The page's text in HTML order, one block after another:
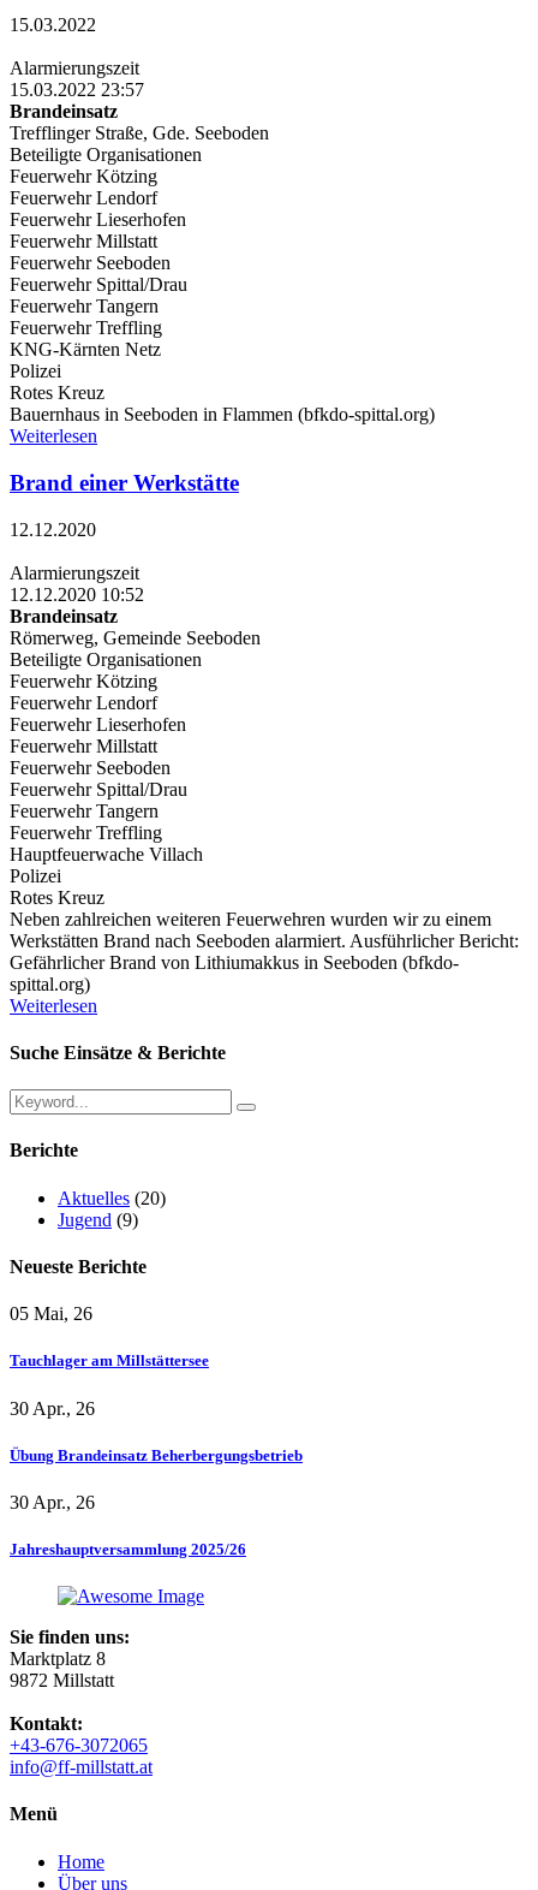
15.03.2022
Alarmierungszeit
15.03.2022 23:57
Brandeinsatz
Trefflinger Straße, Gde. Seeboden
Beteiligte Organisationen
Feuerwehr Kötzing
Feuerwehr Lendorf
Feuerwehr Lieserhofen
Feuerwehr Millstatt
Feuerwehr Seeboden
Feuerwehr Spittal/Drau
Feuerwehr Tangern
Feuerwehr Treffling
KNG-Kärnten Netz
Polizei
Rotes Kreuz
Bauernhaus in Seeboden in Flammen (bfkdo-spittal.org)
Weiterlesen
Brand einer Werkstätte
12.12.2020
Alarmierungszeit
12.12.2020 10:52
Brandeinsatz
Römerweg, Gemeinde Seeboden
Beteiligte Organisationen
Feuerwehr Kötzing
Feuerwehr Lendorf
Feuerwehr Lieserhofen
Feuerwehr Millstatt
Feuerwehr Seeboden
Feuerwehr Spittal/Drau
Feuerwehr Tangern
Feuerwehr Treffling
Hauptfeuerwache Villach
Polizei
Rotes Kreuz
Neben zahlreichen weiteren Feuerwehren wurden wir zu einem
Werkstätten Brand nach Seeboden alarmiert. Ausführlicher Bericht:
Gefährlicher Brand von Lithiumakkus in Seeboden (bfkdo-
spittal.org)
Weiterlesen
Suche Einsätze & Berichte
Berichte
Aktuelles (20)
Jugend (9)
Neueste Berichte
05 Mai, 26
Tauchlager am Millstättersee
30 Apr., 26
Übung Brandeinsatz Beherbergungsbetrieb
30 Apr., 26
Jahreshauptversammlung 2025/26
Sie finden uns:
Marktplatz 8
9872 Millstatt
Kontakt:
+43-676-3072065
info@ff-millstatt.at
Menü
Home
Über uns